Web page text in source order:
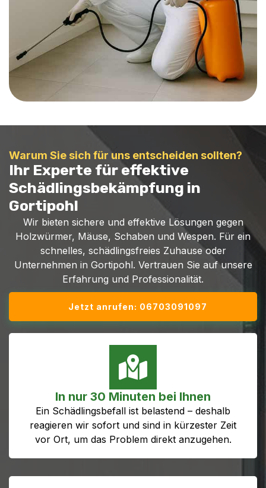
Warum Sie sich für uns entscheiden sollten?
Ihr Experte für effektive
Schädlingsbekämpfung in
Gortipohl
Wir bieten sichere und effektive Lösungen gegen
Holzwürmer, Mäuse, Schaben und Wespen. Für ein
schnelles, schädlingsfreies Zuhause oder
Unternehmen in Gortipohl. Vertrauen Sie auf unsere
Erfahrung und Professionalität.
Jetzt anrufen: 06703091097
In nur 30 Minuten bei Ihnen
Ein Schädlingsbefall ist belastend – deshalb
reagieren wir sofort und sind in kürzester Zeit
vor Ort, um das Problem direkt anzugehen.